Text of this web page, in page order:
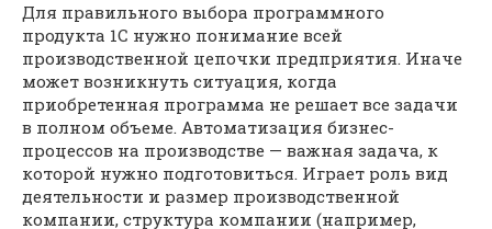
Для правильного выбора программного
продукта 1С нужно понимание всей
производственной цепочки предприятия. Иначе
может возникнуть ситуация, когда
приобретенная программа не решает все задачи
в полном объеме. Автоматизация бизнес-
процессов на производстве — важная задача, к
которой нужно подготовиться. Играет роль вид
деятельности и размер производственной
компании, структура компании (например,